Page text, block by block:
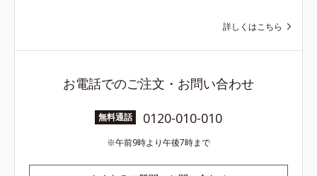
詳しくはこちら
お電話でのご注文・お問い合わせ
無料通話 0120-010-010
午前9時より午後7時まで